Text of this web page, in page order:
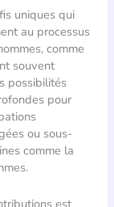
uniques qui
au processus
comme
souvent
possibilités
pour
ou sous-
comme la
est